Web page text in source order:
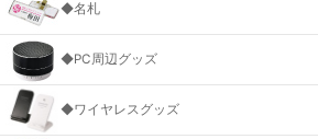
◆名札
◆PC周辺グッズ
◆ワイヤレスグッズ